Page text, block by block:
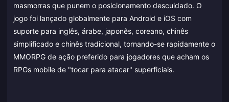
masmorras que punem o posicionamento descuidado. O
jogo foi lançado globalmente para Android e iOS com
suporte para inglês, árabe, japonês, coreano, chinês
simplificado e chinês tradicional, tornando-se rapidamente o
MMORPG de ação preferido para jogadores que acham os
RPGs mobile de "tocar para atacar" superficiais.